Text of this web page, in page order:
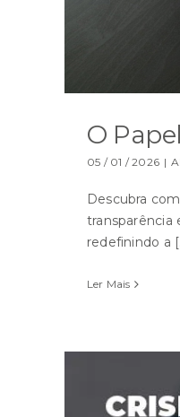
O
05 / 01 / 2026 |
Descubra
transparência
redefinindo a
Ler Mais